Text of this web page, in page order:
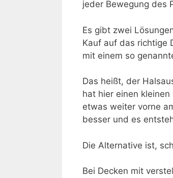
jeder Bewegung des
Es gibt zwei
Kauf auf das richtige
mit einem so
Das heißt, der
hat hier einen
etwas weiter vorne
besser und es
Die Alternative ist,
Bei Decken mit